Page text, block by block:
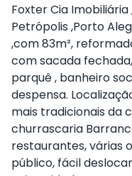
Foxter Cia
Petrópolis ,Porto
,com 83m²,
com sacada
parquê , banheiro
despensa.
mais tradicionais da
churrascaria
restaurantes, várias
público, fácil